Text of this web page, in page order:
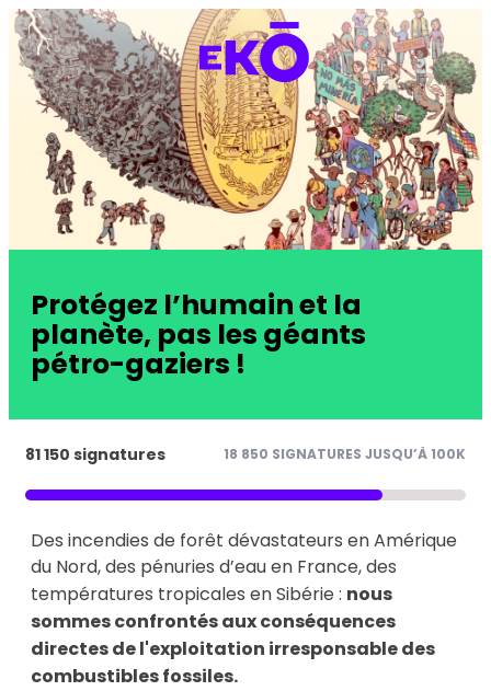
Protégez l’humain et la
planète, pas les géants
pétro-gaziers !
81 150 signatures 18 850 SIGNATURES JUSQU’À 100K
Des incendies de forêt dévastateurs en Amérique
du Nord, des pénuries d’eau en France, des
températures tropicales en Sibérie : nous
sommes confrontés aux conséquences
directes de l'exploitation irresponsable des
combustibles fossiles.